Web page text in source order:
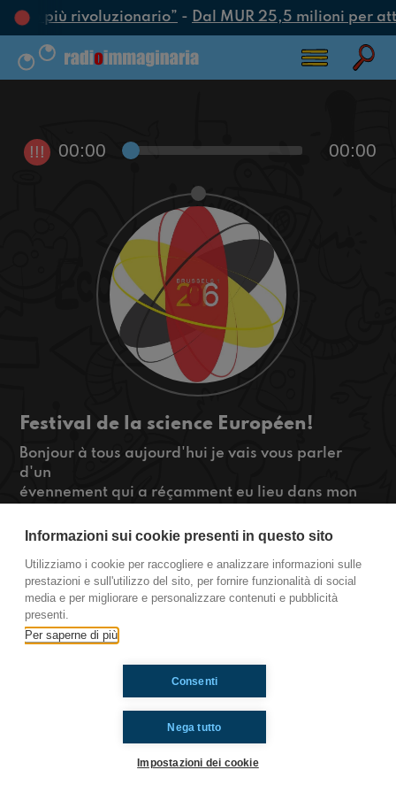
più rivoluzionario”- Dal MUR 25,5 milioni per
!!! 00:00 00:00
Festival de la science Européen!
Bonjour à tous aujourd'hui je vais vous parler
d'un
évennement qui a réçamment eu lieu dans mon
d'un concours de science entre toutes les écoles
élèves présentent leurs projets scientifiques avec
comme but de gagner
ce concours
de Bruxelles , Belgique
Ti è piaciuto? Condividilo!
Informazioni sui cookie presenti in questo sito
Utilizziamo i cookie per raccogliere e analizzare informazioni sulle
prestazioni e sull'utilizzo del sito, per fornire funzionalità di social
media e per migliorare e personalizzare contenuti e pubblicità
presenti.
Per saperne di più
Nega tutto
Consenti
Impostazioni dei cookie